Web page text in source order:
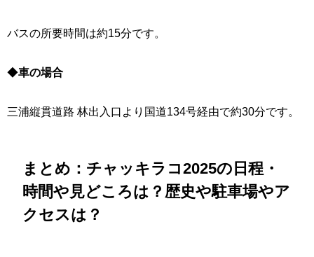
バスの所要時間は約15分です。
◆車の場合
三浦縦貫道路 林出入口より国道134号経由で約30分です。
まとめ：チャッキラコ2025の日程・
時間や見どころは？歴史や駐車場やア
クセスは？